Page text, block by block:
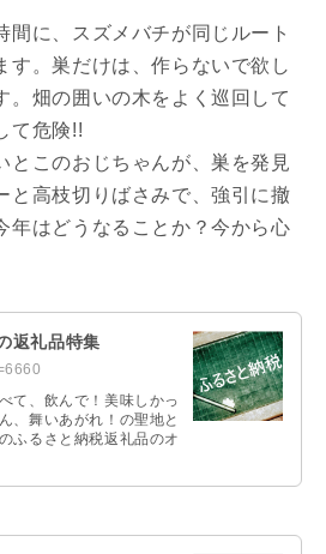
間に、スズメバチが同じルート
す。巣だけは、作らないで欲し
。畑の囲いの木をよく巡回して
て危険!!
とこのおじちゃんが、巣を発見
と高枝切りばさみで、強引に撤
年はどうなることか？今から心
返礼品特集
て、飲んで！美味しかっ
、舞いあがれ！の聖地と
ふるさと納税返礼品のオ